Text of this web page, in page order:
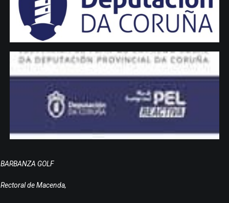
BARBANZA GOLF
Rectoral de Macenda,